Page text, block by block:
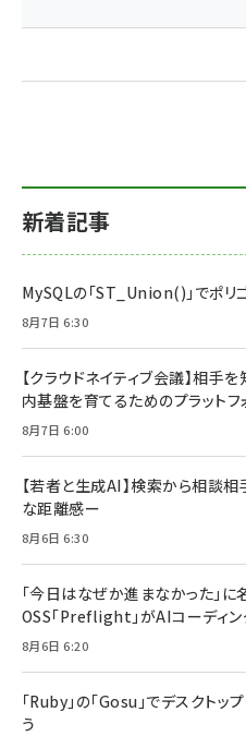
新着記事
MySQLの「ST_Union()」でポリ
8月7日 6:30
【クラウドネイティブ会議】相手
内基盤を育てるためのプラットフ
8月7日 6:00
【若者と生成AI】検索から相談
な距離感ー
8月6日 6:30
「今日はなぜか進まなかった」
OSS「Preflight」がAIコーディ
8月6日 6:20
「Ruby」の「Gosu」でデスクト
う